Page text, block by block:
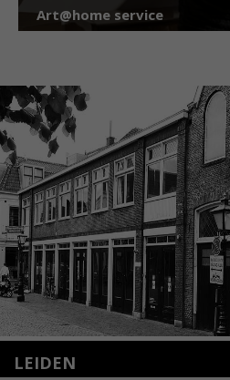
Art@home service
LEIDEN